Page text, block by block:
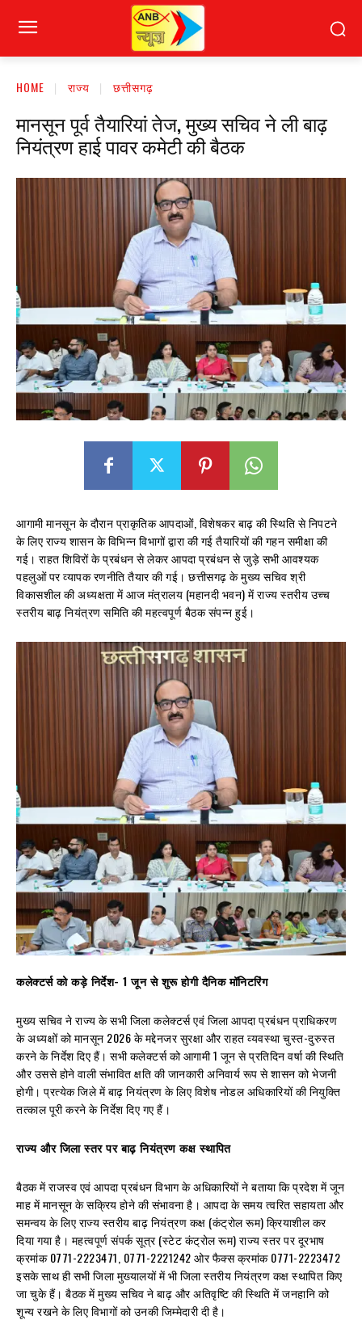
HOME राज्य छत्तीसगढ़
मानसून पूर्व तैयारियां तेज, मुख्य सचिव ने ली बाढ़
नियंत्रण हाई पावर कमेटी की बैठक
आगामी मानसून के दौरान प्राकृतिक आपदाओं, विशेषकर बाढ़ की स्थिति से निपटने
के लिए राज्य शासन के विभिन्न विभागों द्वारा की गई तैयारियों की गहन समीक्षा की
गई। राहत शिविरों के प्रबंधन से लेकर आपदा प्रबंधन से जुड़े सभी आवश्यक
पहलुओं पर व्यापक रणनीति तैयार की गई। छत्तीसगढ़ के मुख्य सचिव श्री
विकासशील की अध्यक्षता में आज मंत्रालय (महानदी भवन) में राज्य स्तरीय उच्च
स्तरीय बाढ़ नियंत्रण समिति की महत्वपूर्ण बैठक संपन्न हुई।
कलेक्टर्स को कड़े निर्देश- 1 जून से शुरू होगी दैनिक मॉनिटरिंग
मुख्य सचिव ने राज्य के सभी जिला कलेक्टर्स एवं जिला आपदा प्रबंधन प्राधिकरण
के अध्यक्षों को मानसून 2026 के मद्देनजर सुरक्षा और राहत व्यवस्था चुस्त-दुरुस्त
करने के निर्देश दिए हैं। सभी कलेक्टर्स को आगामी 1 जून से प्रतिदिन वर्षा की स्थिति
और उससे होने वाली संभावित क्षति की जानकारी अनिवार्य रूप से शासन को भेजनी
होगी। प्रत्येक जिले में बाढ़ नियंत्रण के लिए विशेष नोडल अधिकारियों की नियुक्ति
तत्काल पूरी करने के निर्देश दिए गए हैं।
राज्य और जिला स्तर पर बाढ़ नियंत्रण कक्ष स्थापित
बैठक में राजस्व एवं आपदा प्रबंधन विभाग के अधिकारियों ने बताया कि प्रदेश में जून
माह में मानसून के सक्रिय होने की संभावना है। आपदा के समय त्वरित सहायता और
समन्वय के लिए राज्य स्तरीय बाढ़ नियंत्रण कक्ष (कंट्रोल रूम) क्रियाशील कर
दिया गया है। महत्वपूर्ण संपर्क सूत्र (स्टेट कंट्रोल रूम) राज्य स्तर पर दूरभाष
क्रमांक 0771-2223471, 0771-2221242 ओर फैक्स क्रमांक 0771-2223472
इसके साथ ही सभी जिला मुख्यालयों में भी जिला स्तरीय नियंत्रण कक्ष स्थापित किए
जा चुके हैं। बैठक में मुख्य सचिव ने बाढ़ और अतिवृष्टि की स्थिति में जनहानि को
शून्य रखने के लिए विभागों को उनकी जिम्मेदारी दी है।